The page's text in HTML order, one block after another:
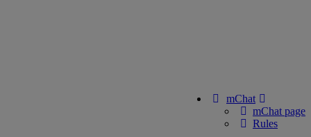
mChat
mChat page
Rules